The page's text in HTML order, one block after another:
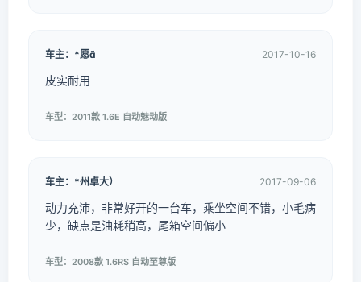
车主：*愿 2017-10-16
皮实耐用
车型：2011款 1.6E 自动魅动版
车主：*州卓大） 2017-09-06
动力充沛，非常好开的一台车，乘坐空间不错，小毛病
少，缺点是油耗稍高，尾箱空间偏小
车型：2008款 1.6RS 自动至尊版